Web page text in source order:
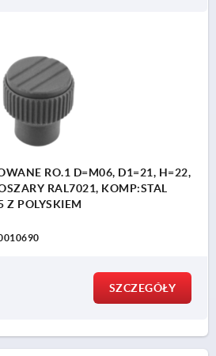
RO.1 D=M06, D1=21, H=22,
RAL7021, KOMP:STAL
Z POLYSKIEM
SZCZEGÓŁY